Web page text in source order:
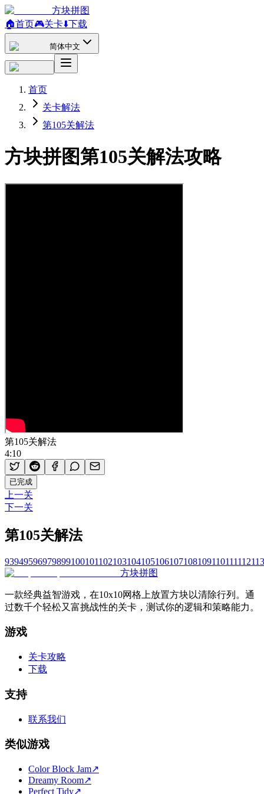
方块拼图
🏠首页🎮关卡⬇️下载
简体中文
首页
关卡解法
第105关解法
方块拼图第105关解法攻略
第105关解法
4:10
已完成
上一关
下一关
第105关解法
93949596979899100101102103104105106107108109110111112113
方块拼图
一款经典益智游戏，在10x10网格上放置方块以清除行列。通
过数千个轻松又富挑战性的关卡，测试你的逻辑和策略能力。
游戏
关卡攻略
下载
支持
联系我们
类似游戏
Color Block Jam↗️
Dreamy Room↗️
Perfect Tidy↗️